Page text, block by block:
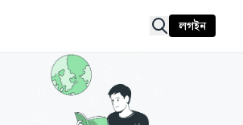
লগইন